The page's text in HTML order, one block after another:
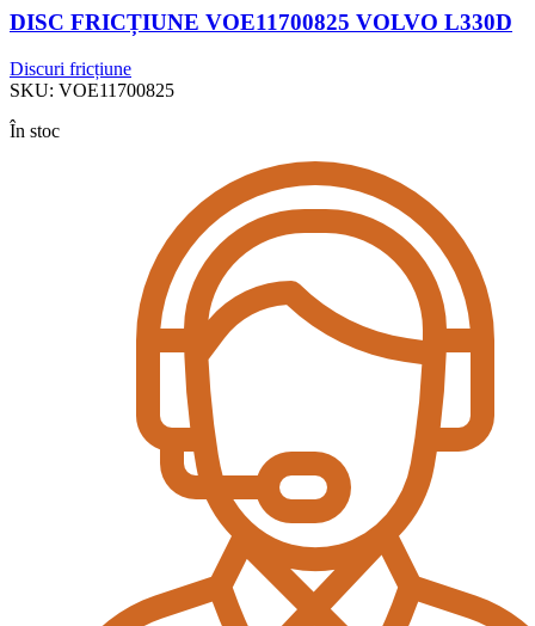
DISC FRICȚIUNE VOE11700825 VOLVO L330D
Discuri fricțiune
SKU: VOE11700825
În stoc